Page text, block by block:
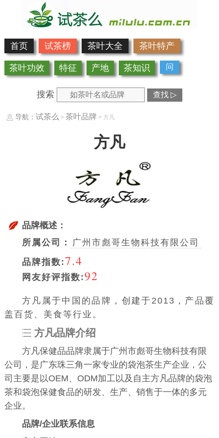
首页 试茶榜 茶叶大全 茶叶特产
茶叶功效 特征 产地 茶知识 问
搜索 查找 ▷
导航： 试茶么 > 茶叶品牌 > 方凡
方凡
品牌概述：
所属公司：
广州市彪哥生物科技有限公司
品牌指数:7.4
网友好评指数:92
方凡属于中国的品牌，创建于2013，产品覆
盖百货、美食等行业。
方凡品牌介绍
方凡保健品品牌隶属于广州市彪哥生物科技有限
公司，是广东珠三角一家专业的袋泡茶生产企业，公
司主要是以OEM、ODM加工以及自主方凡品牌的袋泡
茶和袋泡保健食品的研发、生产、销售于一体的多元
企业。
品牌/企业联系信息